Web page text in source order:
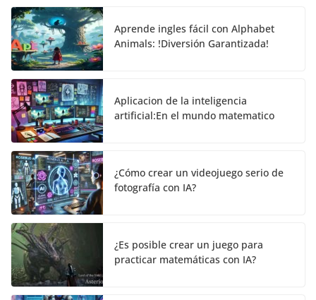
Aprende ingles fácil con Alphabet
Animals: !Diversión Garantizada!
Aplicacion de la inteligencia
artificial:En el mundo matematico
¿Cómo crear un videojuego serio de
fotografía con IA?
¿Es posible crear un juego para
practicar matemáticas con IA?